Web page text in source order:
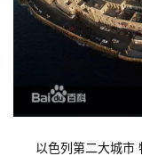
以色列第二大城市